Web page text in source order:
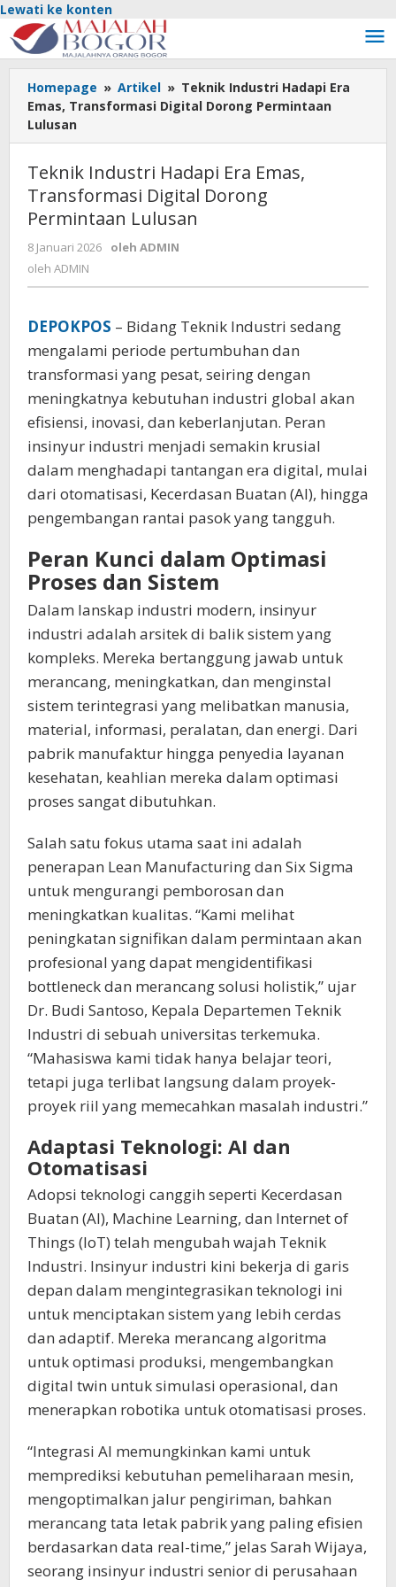
Lewati ke konten
Homepage » Artikel » Teknik Industri Hadapi Era
Emas, Transformasi Digital Dorong Permintaan
Lulusan
Teknik Industri Hadapi Era Emas,
Transformasi Digital Dorong
Permintaan Lulusan
8 Januari 2026 oleh ADMIN
oleh ADMIN
DEPOKPOS – Bidang Teknik Industri sedang
mengalami periode pertumbuhan dan
transformasi yang pesat, seiring dengan
meningkatnya kebutuhan industri global akan
efisiensi, inovasi, dan keberlanjutan. Peran
insinyur industri menjadi semakin krusial
dalam menghadapi tantangan era digital, mulai
dari otomatisasi, Kecerdasan Buatan (AI), hingga
pengembangan rantai pasok yang tangguh.
Peran Kunci dalam Optimasi
Proses dan Sistem
Dalam lanskap industri modern, insinyur
industri adalah arsitek di balik sistem yang
kompleks. Mereka bertanggung jawab untuk
merancang, meningkatkan, dan menginstal
sistem terintegrasi yang melibatkan manusia,
material, informasi, peralatan, dan energi. Dari
pabrik manufaktur hingga penyedia layanan
kesehatan, keahlian mereka dalam optimasi
proses sangat dibutuhkan.
Salah satu fokus utama saat ini adalah
penerapan Lean Manufacturing dan Six Sigma
untuk mengurangi pemborosan dan
meningkatkan kualitas. “Kami melihat
peningkatan signifikan dalam permintaan akan
profesional yang dapat mengidentifikasi
bottleneck dan merancang solusi holistik,” ujar
Dr. Budi Santoso, Kepala Departemen Teknik
Industri di sebuah universitas terkemuka.
“Mahasiswa kami tidak hanya belajar teori,
tetapi juga terlibat langsung dalam proyek-
proyek riil yang memecahkan masalah industri.”
​Adaptasi Teknologi: AI dan
Otomatisasi
​Adopsi teknologi canggih seperti Kecerdasan
Buatan (AI), Machine Learning, dan Internet of
Things (IoT) telah mengubah wajah Teknik
Industri. Insinyur industri kini bekerja di garis
depan dalam mengintegrasikan teknologi ini
untuk menciptakan sistem yang lebih cerdas
dan adaptif. Mereka merancang algoritma
untuk optimasi produksi, mengembangkan
digital twin untuk simulasi operasional, dan
menerapkan robotika untuk otomatisasi proses.
“Integrasi AI memungkinkan kami untuk
memprediksi kebutuhan pemeliharaan mesin,
mengoptimalkan jalur pengiriman, bahkan
merancang tata letak pabrik yang paling efisien
berdasarkan data real-time,” jelas Sarah Wijaya,
seorang insinyur industri senior di perusahaan